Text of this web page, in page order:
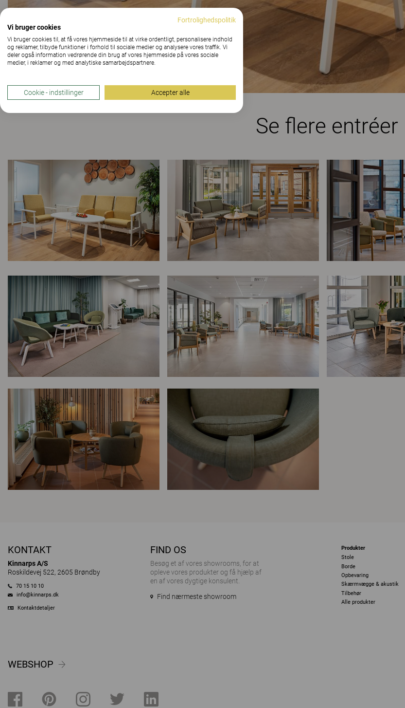
Se flere entréer
KONTAKT
Kinnarps A/S
Roskildevej 522, 2605 Brøndby
70 15 10 10
info@kinnarps.dk
Kontaktdetaljer
FIND OS
Besøg et af ​​vores showrooms, for at
opleve vores produkter og få hjælp af
en af vores dygtige konsulent.
Find nærmeste showroom
Produkter
Stole
Borde
Opbevaring
Skærmvægge & akustik
Tilbehør
Alle produkter
WEBSHOP
Fortrolighedspolitik
Vi bruger cookies
Vi bruger cookies til, at få vores hjemmeside til at virke ordentligt, personalisere indhold
og reklamer, tilbyde funktioner i forhold til sociale medier og analysere vores traffik. Vi
deler også information vedrørende din brug af vores hjemmeside på vores sociale
medier, i reklamer og med analytiske samarbejdspartnere.
Cookie - indstillinger Accepter alle